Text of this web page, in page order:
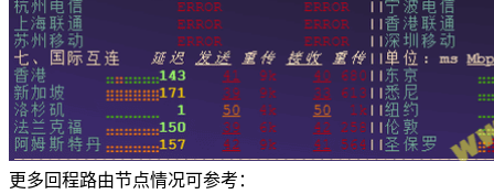
更多回程路由节点情况可参考：